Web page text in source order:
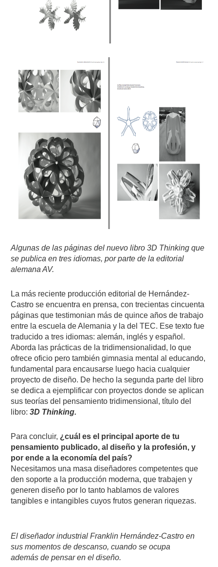
Algunas de las páginas del nuevo libro 3D Thinking que
se publica en tres idiomas, por parte de la editorial
alemana AV.
La más reciente producción editorial de Hernández-
Castro se encuentra en prensa, con trecientas cincuenta
páginas que testimonian más de quince años de trabajo
entre la escuela de Alemania y la del TEC. Ese texto fue
traducido a tres idiomas: alemán, inglés y español.
Aborda las prácticas de la tridimensionalidad, lo que
ofrece oficio pero también gimnasia mental al educando,
fundamental para encausarse luego hacia cualquier
proyecto de diseño. De hecho la segunda parte del libro
se dedica a ejemplificar con proyectos donde se aplican
sus teorías del pensamiento tridimensional, título del
libro:3D Thinking.
Para concluir, ¿cuál es el principal aporte de tu
pensamiento publicado, al diseño y la profesión, y
por ende a la economía del país?
Necesitamos una masa diseñadores competentes que
den soporte a la producción moderna, que trabajen y
generen diseño por lo tanto hablamos de valores
tangibles e intangibles cuyos frutos generan riquezas.
El diseñador industrial Franklin Hernández-Castro en
sus momentos de descanso, cuando se ocupa
además de pensar en el diseño.